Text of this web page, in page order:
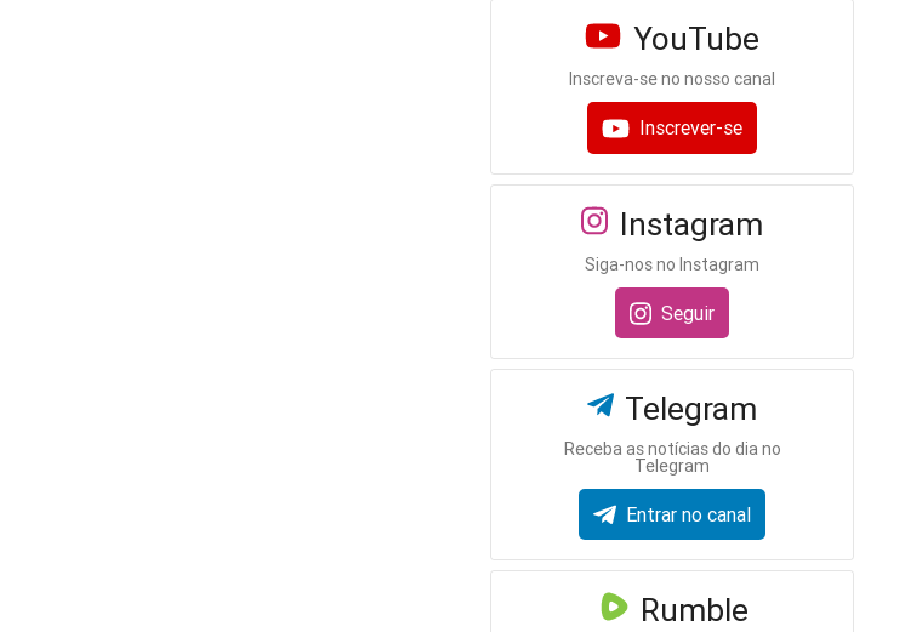
YouTube
Inscreva-se no nosso canal
Inscrever-se
Instagram
Siga-nos no Instagram
Seguir
Telegram
Receba as notícias do dia no
Telegram
Entrar no canal
Rumble